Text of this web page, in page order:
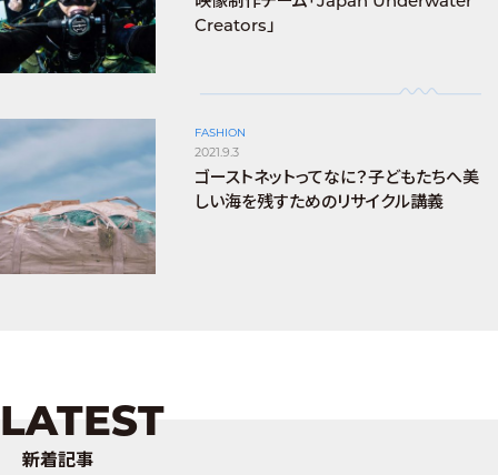
Creators」
FASHION
2021.9.3
ゴーストネットってなに？子どもたちへ美
しい海を残すためのリサイクル講義
LATEST
新着記事